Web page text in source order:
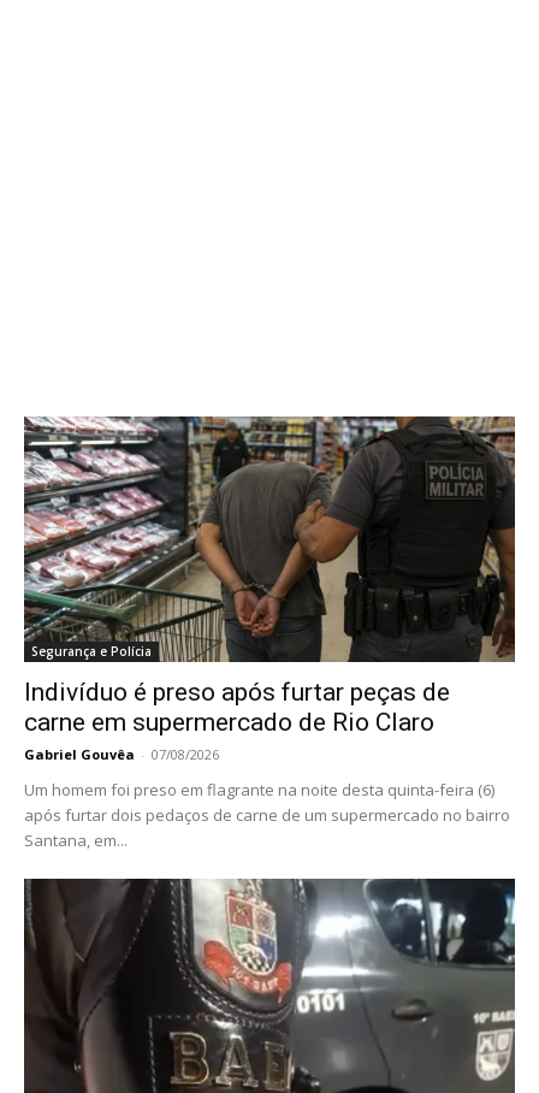
Segurança e Polícia
Indivíduo é preso após furtar peças de
carne em supermercado de Rio Claro
Gabriel Gouvêa - 07/08/2026
Um homem foi preso em flagrante na noite desta quinta-feira (6)
após furtar dois pedaços de carne de um supermercado no bairro
Santana, em...